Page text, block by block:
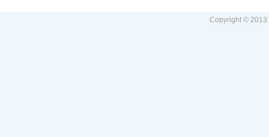
Copyright © 2013